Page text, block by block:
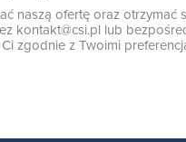
naszą ofertę oraz otrzymać
kontakt@csi.pl lub
zgodnie z Twoimi